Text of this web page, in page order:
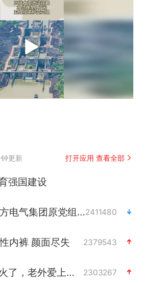
更新 打开应用 查看全部
强国建设
视频丨中国东方电气集团原党组副书记、董事宋致远被查2411480
内裤 颜面尽失 2379543
“China Cool”火了，老外爱上中国避暑游 2303267